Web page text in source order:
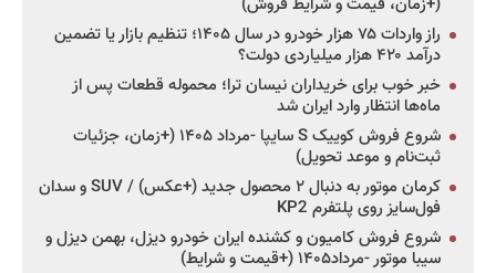
راز واردات ۷۵ هزار خودرو در سال ۱۴۰۵؛ تنظیم بازار یا تضمین
درآمد ۴۲۰ هزار میلیاردی دولت؟
خبر خوب برای خریداران نیسان ترا؛ محموله قطعات پس از
ماه‌ها انتظار وارد ایران شد
شروع فروش کوییک S سایپا -مرداد ۱۴۰۵ (+زمان، جزئیات
ثبت‌نام و موعد تحویل)
کرمان موتور به دنبال ۲ محصول جدید (+عکس) / SUV و سدان
فول‌سایز روی پلتفرم KP2
شروع فروش کامیون و کشنده ایران خودرو دیزل، بهمن دیزل و
سیبا موتور -مرداد۱۴۰۵ (+قیمت و شرایط)